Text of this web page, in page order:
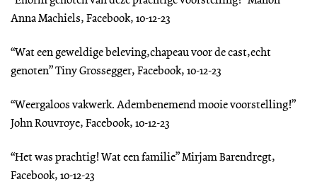
Anna Machiels, Facebook, 10-12-23
“Wat een geweldige beleving,chapeau voor de cast,echt
genoten” Tiny Grossegger, Facebook, 10-12-23
“Weergaloos vakwerk. Adembenemend mooie voorstelling!”
John Rouvroye, Facebook, 10-12-23
“Het was prachtig! Wat een familie” Mirjam Barendregt,
Facebook, 10-12-23